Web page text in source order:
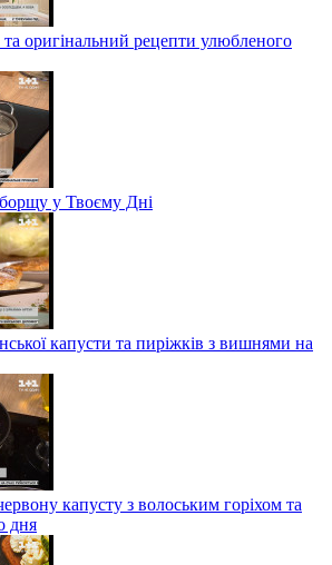
оригінальний рецепти улюбленого
у Твоєму Дні
капусти та пиріжків з вишнями на
капусту з волоським горіхом та
дня